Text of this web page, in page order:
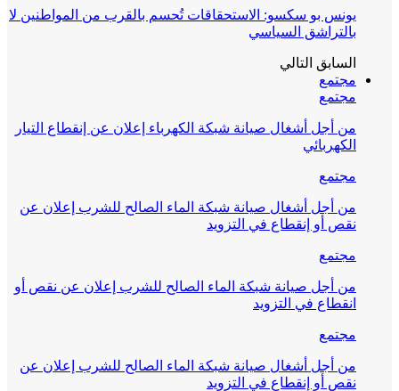
يونس بو سكسو: الاستحقاقات تُحسم بالقرب من المواطنين لا
بالتراشق السياسي
السابق التالي
مجتمع
مجتمع
من أجل أشغال صيانة شبكة الكهرباء إعلان عن إنقطاع التيار
الكهربائي
مجتمع
من أجل أشغال صيانة شبكة الماء الصالح للشرب إعلان عن
نقص أو إنقطاع في التزويد
مجتمع
من أجل صيانة شبكة الماء الصالح للشرب إعلان عن نقص أو
انقطاع في التزويد
مجتمع
من أجل أشغال صيانة شبكة الماء الصالح للشرب إعلان عن
نقص أو إنقطاع في التزويد